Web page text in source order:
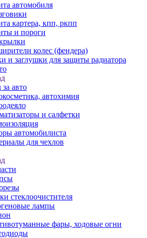
автомобиля
картера, кпп, ркпп
и пороги
колес (фендера)
и заглушки для защиты радиатора
за авто
автохимия
и салфетки
автомобилиста
для чехлов
стеклоочистителя
лампы
фары, ходовые огни